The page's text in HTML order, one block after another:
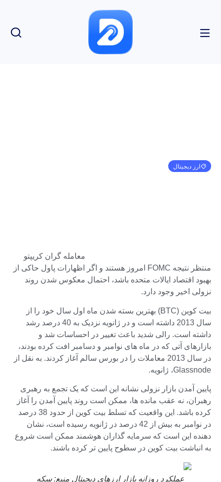
ارز دیجیتال
معامله گران کریپتو
منتظر نتیجه FOMC امروز هستند و اگر اظهارات پاول حاکی از
بهبود اقتصاد ایالات متحده باشد، احتمال معکوس شدن روند
نزولی اخیر وجود دارد.
بیت کوین (BTC) بهترین بسته شدن ماه اول سال خود را از
سال 2013 داشته است و در ژانویه نزدیک به 40 درصد رشد
داشته است. رالی شدید باعث تغییر در احساسات شد و
بازارهای آتی که در ماه های نوامبر و دسامبر افت کرده بودند،
در سال 2013 معاملات را در بورس سالم آغاز کردند. به نقل از
Glassnode، ژانویه.
پایین آمدن بازار نزولی نشانه این است که یک تجمع به رهبری
رهبران، نه عقب مانده ها، ممکن است روند پایین آمدن را آغاز
کرده باشد. این واقعیت که تسلط بیت کوین از حدود 38 درصد
در نوامبر به بیش از 42 درصد در ژانویه رسیده است، نشان
دهنده این است که سرمایه گذاران هوشمند ممکن است شروع
به انباشت بیت کوین در سطوح پایین تر کرده باشند.
عملکرد روزانه بازار ارزهای دیجیتال منبع:سکه